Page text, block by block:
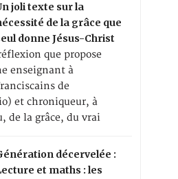
joli texte sur la
de la grâce que
donne Jésus-Christ
que propose
enseignant à
de
et chroniqueur, à
de la grâce, du vrai
décervelée :
et maths : les